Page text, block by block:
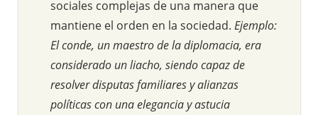
sociales complejas de una manera que
mantiene el orden en la sociedad. Ejemplo:
El conde, un maestro de la diplomacia, era
considerado un liacho, siendo capaz de
resolver disputas familiares y alianzas
políticas con una elegancia y astucia